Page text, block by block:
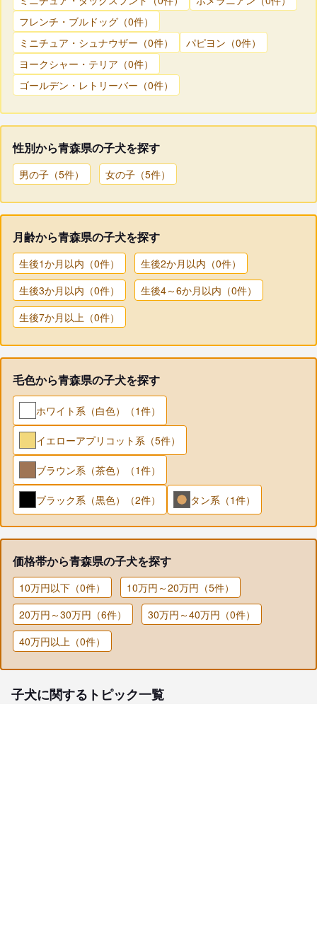
フレンチ・ブルドッグ（0件）
ミニチュア・シュナウザー（0件）
パピヨン（0件）
ヨークシャー・テリア（0件）
ゴールデン・レトリーバー（0件）
性別から青森県の子犬を探す
男の子（5件） 女の子（5件）
月齢から青森県の子犬を探す
生後1か月以内（0件）
生後2か月以内（0件）
生後3か月以内（0件）
生後4～6か月以内（0件）
生後7か月以上（0件）
毛色から青森県の子犬を探す
ホワイト系（白色）（1件）
イエローアプリコット系（5件）
ブラウン系（茶色）（1件）
ブラック系（黒色）（2件） タン系（1件）
価格帯から青森県の子犬を探す
10万円以下（0件）
10万円～20万円（5件）
20万円～30万円（6件）
30万円～40万円（0件）
40万円以上（0件）
子犬に関するトピック一覧